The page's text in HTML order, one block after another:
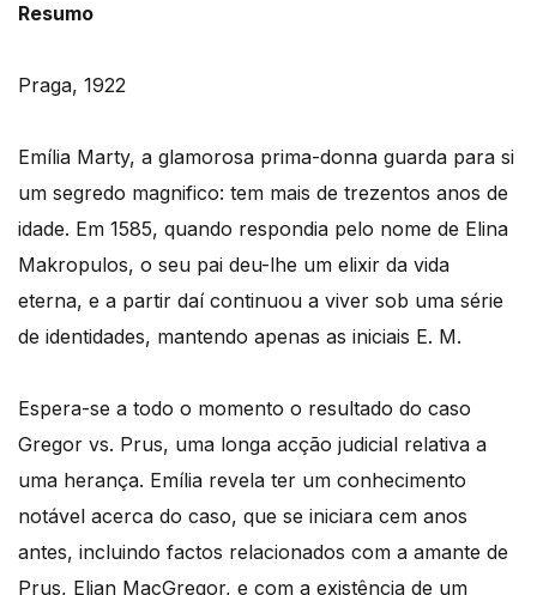
Resumo
Praga, 1922
Emília Marty, a glamorosa prima-donna guarda para si
um segredo magnifico: tem mais de trezentos anos de
idade. Em 1585, quando respondia pelo nome de Elina
Makropulos, o seu pai deu-lhe um elixir da vida
eterna, e a partir daí continuou a viver sob uma série
de identidades, mantendo apenas as iniciais E. M.
Espera-se a todo o momento o resultado do caso
Gregor vs. Prus, uma longa acção judicial relativa a
uma herança. Emília revela ter um conhecimento
notável acerca do caso, que se iniciara cem anos
antes, incluindo factos relacionados com a amante de
Prus, Elian MacGregor, e com a existência de um